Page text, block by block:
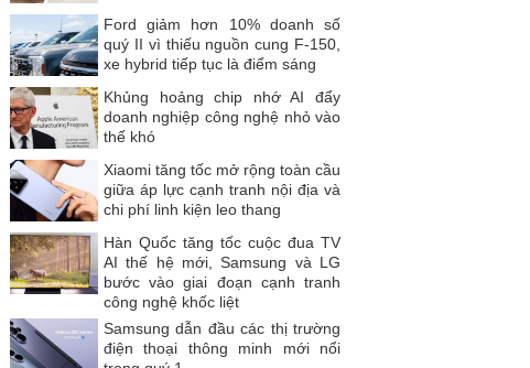
Ford giảm hơn 10% doanh số
quý II vì thiếu nguồn cung F-150,
xe hybrid tiếp tục là điểm sáng
Khủng hoảng chip nhớ AI đẩy
doanh nghiệp công nghệ nhỏ vào
thế khó
Xiaomi tăng tốc mở rộng toàn cầu
giữa áp lực cạnh tranh nội địa và
chi phí linh kiện leo thang
Hàn Quốc tăng tốc cuộc đua TV
AI thế hệ mới, Samsung và LG
bước vào giai đoạn cạnh tranh
công nghệ khốc liệt
Samsung dẫn đầu các thị trường
điện thoại thông minh mới nổi